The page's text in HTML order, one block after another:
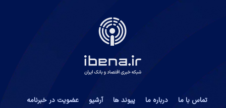
تماس با ما درباره ما پیوند ها آرشیو عضویت در خبرنامه